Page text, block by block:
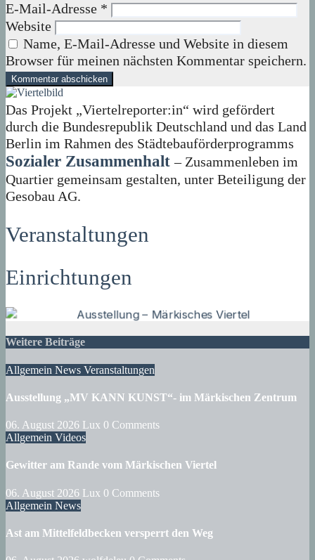
E-Mail-Adresse *
Website
Name, E-Mail-Adresse und Website in diesem
Browser für meinen nächsten Kommentar speichern.
Das Projekt „Viertelreporter:in“ wird gefördert
durch die Bundesrepublik Deutschland und das Land
Berlin im Rahmen des Städtebauförderprogramms
Sozialer Zusammenhalt – Zusammenleben im
Quartier gemeinsam gestalten, unter Beteiligung der
Gesobau AG.
Veranstaltungen
Einrichtungen
Weitere Beiträge
Allgemein News Veranstaltungen
Ausstellung „MV KANN KUNST“- im Märkischen Zentrum
06. August 2026 Lux 0 Comments
Allgemein Videos
Gewitter am Rande vom Märkischen Viertel
06. August 2026 Lux 0 Comments
Allgemein News
Ast am Mittelfeldbecken versperrt den Weg